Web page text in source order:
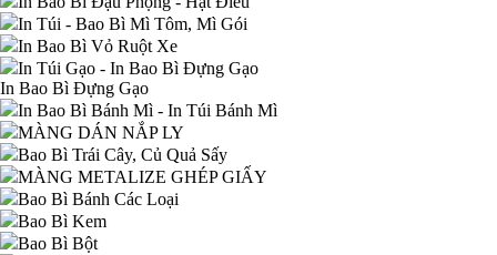
In Túi - Bao Bì Mì Tôm, Mì Gói
In Bao Bì Vỏ Ruột Xe
In Túi Gạo - In Bao Bì Đựng Gạo
In Bao Bì Đựng Gạo
In Bao Bì Bánh Mì - In Túi Bánh Mì
MÀNG DÁN NẮP LY
Bao Bì Trái Cây, Củ Quả Sấy
MÀNG METALIZE GHÉP GIẤY
Bao Bì Bánh Các Loại
Bao Bì Kem
Bao Bì Bột